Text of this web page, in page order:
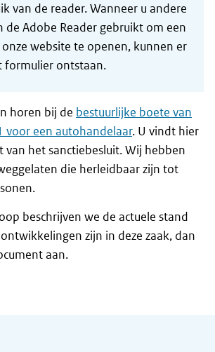
van de reader. Wanneer u andere
de Adobe Reader gebruikt om een
website te openen, kunnen er
formulier ontstaan.
horen bij de bestuurlijke boete van
voor een autohandelaar. U vindt hier
van het sanctiebesluit. Wij hebben
die herleidbaar zijn tot
beschrijven we de actuele stand
zijn in deze zaak, dan
aan.